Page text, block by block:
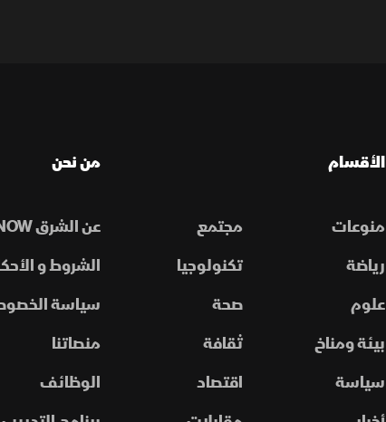
الأقسام
منوعات
مجتمع
رياضة
تكنولوجيا
علوم
صحة
بيئة ومناخ
ثقافة
سياسة
اقتصاد
من نحن
عن الشرق NOW
الشروط و
سياسة
منصاتنا
الوظائف